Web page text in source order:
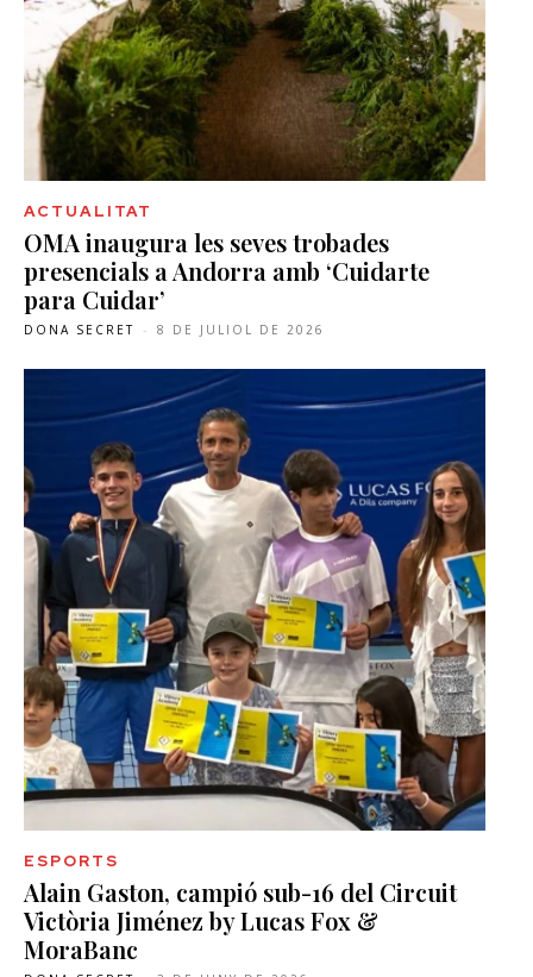
ACTUALITAT
OMA inaugura les seves trobades
presencials a Andorra amb ‘Cuidarte
para Cuidar’
DONA SECRET - 8 DE JULIOL DE 2026
ESPORTS
Alain Gaston, campió sub-16 del Circuit
Victòria Jiménez by Lucas Fox &
MoraBanc